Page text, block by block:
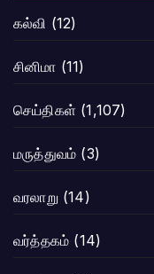
கல்வி (12)
சினிமா (11)
செய்திகள் (1,107)
மருத்துவம் (3)
வரலாறு (14)
வர்த்தகம் (14)